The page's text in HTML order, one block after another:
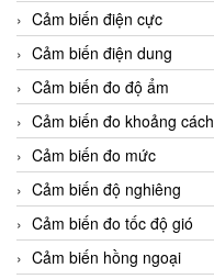
Cảm biến điện cực
Cảm biến điện dung
Cảm biến đo độ ẩm
Cảm biến đo khoảng cách
Cảm biến đo mức
Cảm biến độ nghiêng
Cảm biến đo tốc độ gió
Cảm biến hồng ngoại